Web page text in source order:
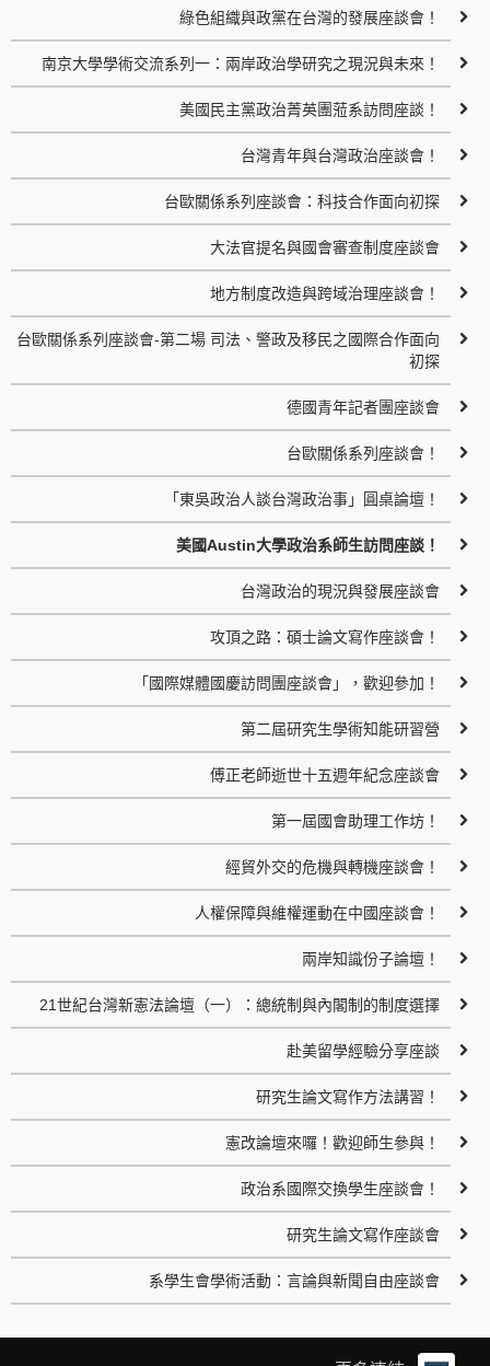
綠色組織與政黨在台灣的發展座談會！
南京大學學術交流系列一：兩岸政治學研究之現況與未來！
美國民主黨政治菁英團蒞系訪問座談！
台灣青年與台灣政治座談會！
台歐關係系列座談會：科技合作面向初探
大法官提名與國會審查制度座談會
地方制度改造與跨域治理座談會！
台歐關係系列座談會-第二場 司法、警政及移民之國際合作面向
初探
德國青年記者團座談會
台歐關係系列座談會！
「東吳政治人談台灣政治事」圓桌論壇！
美國Austin大學政治系師生訪問座談！
台灣政治的現況與發展座談會
攻頂之路：碩士論文寫作座談會！
「國際媒體國慶訪問團座談會」，歡迎參加！
第二屆研究生學術知能研習營
傅正老師逝世十五週年紀念座談會
第一屆國會助理工作坊！
經貿外交的危機與轉機座談會！
人權保障與維權運動在中國座談會！
兩岸知識份子論壇！
21世紀台灣新憲法論壇（一）：總統制與內閣制的制度選擇
赴美留學經驗分享座談
研究生論文寫作方法講習！
憲改論壇來囉！歡迎師生參與！
政治系國際交換學生座談會！
研究生論文寫作座談會
系學生會學術活動：言論與新聞自由座談會